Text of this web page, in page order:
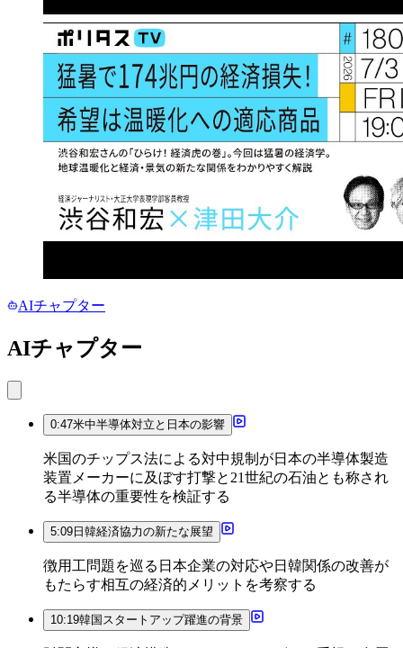
AIチャプター
AIチャプター
0:47米中半導体対立と日本の影響
米国のチップス法による対中規制が日本の半導体製造
装置メーカーに及ぼす打撃と21世紀の石油とも称され
る半導体の重要性を検証する
5:09 日韓経済協力の新たな展望
徴用工問題を巡る日本企業の対応や日韓関係の改善が
もたらす相互の経済的メリットを考察する
10:19韓国スタートアップ躍進の背景